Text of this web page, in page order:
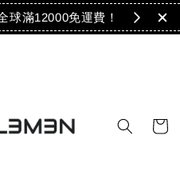
球滿12000免運費！